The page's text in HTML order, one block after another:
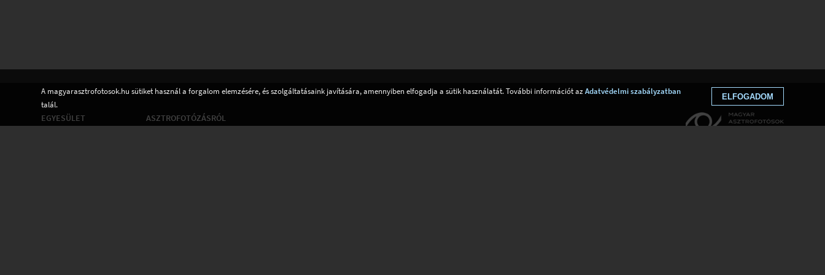
EGYESÜLET ASZTROFOTÓZÁSRÓL
ELFOGADOM
A magyarasztrofotosok.hu sütiket használ a forgalom elemzésére, és szolgáltatásaink javítására, amennyiben elfogadja a sütik használatát. További információt azAdatvédelmi szabályzatban
talál.